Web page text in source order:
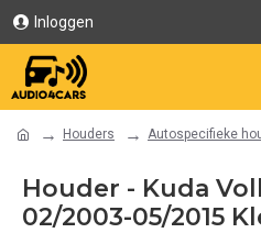
Inloggen
Houders Autospecifieke
Houder - Kuda
02/2003-05/2015